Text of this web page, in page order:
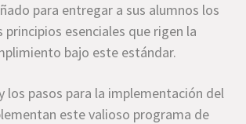
para entregar a sus alumnos los
principios esenciales que rigen la
bajo este estándar.
los pasos para la implementación del
este valioso programa de